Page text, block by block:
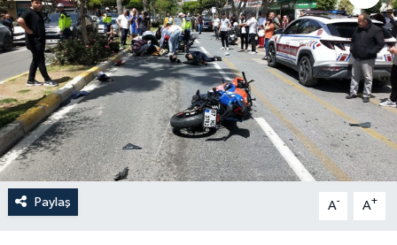
Paylaş A- A+
Haberler
KANALV Spor
Kültür Sanat
Magazin